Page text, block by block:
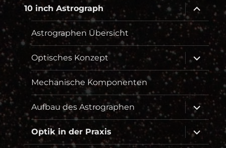
10 inch Astrograph
öffnen
Astrographen Übersicht
Optisches Konzept
öffnen
Mechanische Komponenten
Aufbau des Astrographen
öffnen
Optik in der Praxis
öffnen